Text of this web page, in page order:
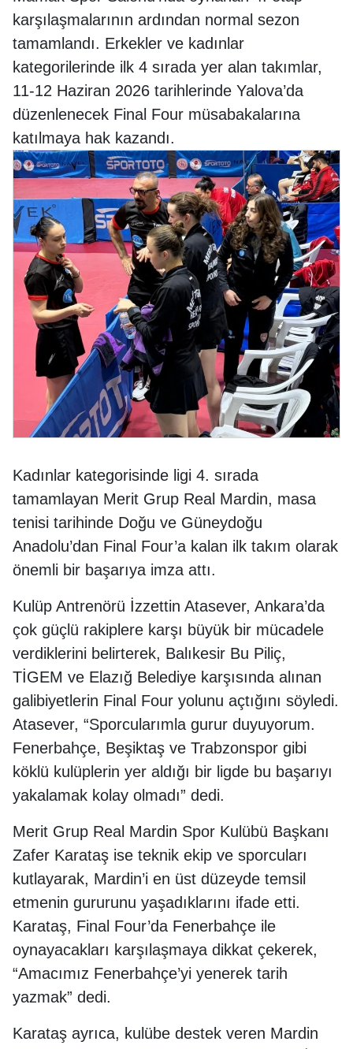
karşılaşmalarının ardından normal sezon
tamamlandı. Erkekler ve kadınlar
kategorilerinde ilk 4 sırada yer alan takımlar,
11-12 Haziran 2026 tarihlerinde Yalova’da
düzenlenecek Final Four müsabakalarına
katılmaya hak kazandı.
Kadınlar kategorisinde ligi 4. sırada
tamamlayan Merit Grup Real Mardin, masa
tenisi tarihinde Doğu ve Güneydoğu
Anadolu’dan Final Four’a kalan ilk takım olarak
önemli bir başarıya imza attı.
Kulüp Antrenörü İzzettin Atasever, Ankara’da
çok güçlü rakiplere karşı büyük bir mücadele
verdiklerini belirterek, Balıkesir Bu Piliç,
TİGEM ve Elazığ Belediye karşısında alınan
galibiyetlerin Final Four yolunu açtığını söyledi.
Atasever, “Sporcularımla gurur duyuyorum.
Fenerbahçe, Beşiktaş ve Trabzonspor gibi
köklü kulüplerin yer aldığı bir ligde bu başarıyı
yakalamak kolay olmadı” dedi.
Merit Grup Real Mardin Spor Kulübü Başkanı
Zafer Karataş ise teknik ekip ve sporcuları
kutlayarak, Mardin’i en üst düzeyde temsil
etmenin gururunu yaşadıklarını ifade etti.
Karataş, Final Four’da Fenerbahçe ile
oynayacakları karşılaşmaya dikkat çekerek,
“Amacımız Fenerbahçe’yi yenerek tarih
yazmak” dedi.
Karataş ayrıca, kulübe destek veren Mardin